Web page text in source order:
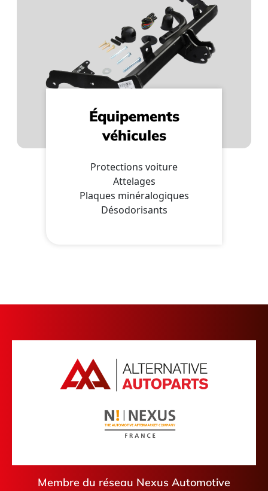
Équipements
véhicules
Protections voiture
Attelages
Plaques minéralogiques
Désodorisants
Membre du réseau Nexus Automotive